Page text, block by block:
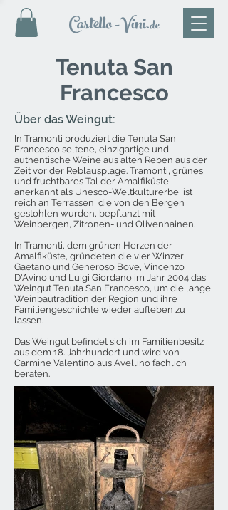
Castello-Vini.de
Tenuta San
Francesco
Über das Weingut:
In Tramonti produziert die Tenuta San
Francesco seltene, einzigartige und
authentische Weine aus alten Reben aus der
Zeit vor der Reblausplage. Tramonti, grünes
und fruchtbares Tal der Amalfiküste,
anerkannt als Unesco-Weltkulturerbe, ist
reich an Terrassen, die von den Bergen
gestohlen wurden, bepflanzt mit
Weinbergen, Zitronen- und Olivenhainen.
In Tramonti, dem grünen Herzen der
Amalfiküste, gründeten die vier Winzer
Gaetano und Generoso Bove, Vincenzo
D'Avino und Luigi Giordano im Jahr 2004 das
Weingut Tenuta San Francesco, um die lange
Weinbautradition der Region und ihre
Familiengeschichte wieder aufleben zu
lassen.
Das Weingut befindet sich im Familienbesitz
aus dem 18. Jahrhundert und wird von
Carmine Valentino aus Avellino fachlich
beraten.